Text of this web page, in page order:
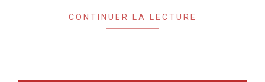
CONTINUER LA LECTURE